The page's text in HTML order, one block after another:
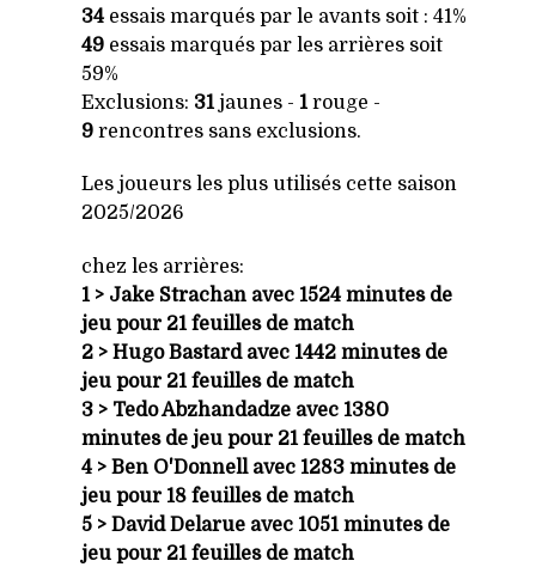
34 essais marqués par le avants soit : 41%
49 essais marqués par les arrières soit
59%
Exclusions: 31jaunes - 1rouge -
9 rencontres sans exclusions.
Les joueurs les plus utilisés cette saison
2025/2026
chez les arrières:
1 > Jake Strachan avec 1524 minutes de
jeu pour 21 feuilles de match
2 > Hugo Bastard avec 1442 minutes de
jeu pour 21 feuilles de match
3 > Tedo Abzhandadze avec 1380
minutes de jeu pour 21 feuilles de match
4 > Ben O'Donnell avec 1283 minutes de
jeu pour 18 feuilles de match
5 > David Delarue avec 1051 minutes de
jeu pour 21 feuilles de match